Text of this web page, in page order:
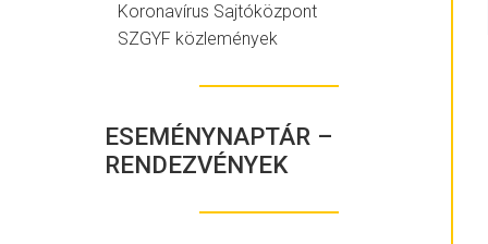
Koronavírus Sajtóközpont
SZGYF közlemények
ESEMÉNYNAPTÁR –
RENDEZVÉNYEK